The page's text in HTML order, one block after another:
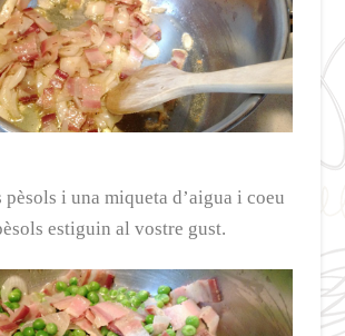
i una miqueta d’aigua i coeu
estiguin al vostre gust.